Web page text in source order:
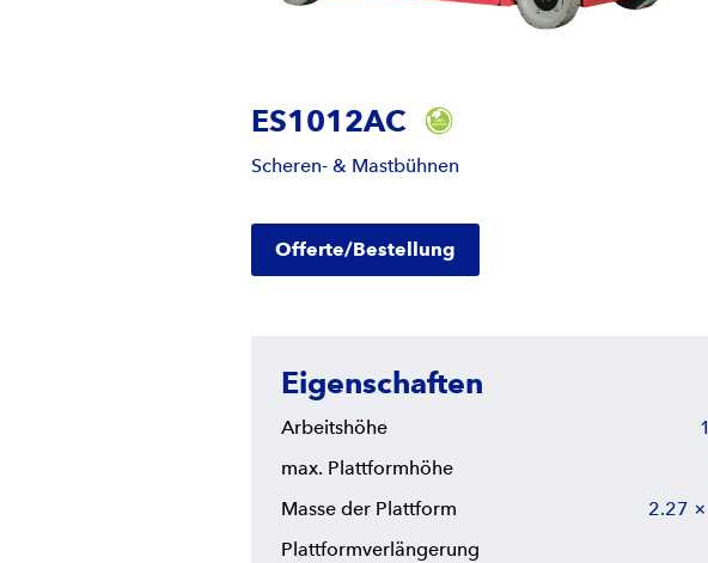
ES1012AC
Scheren- & Mastbühnen
Offerte/Bestellung
Eigenschaften
Arbeitshöhe
max. Plattformhöhe
Masse der Plattform
2.27
Plattformverlängerung